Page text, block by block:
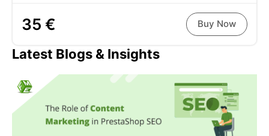
35 € Buy Now
Latest Blogs & Insights